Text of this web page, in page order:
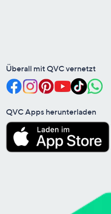
Überall mit QVC vernetzt
QVC Apps herunterladen